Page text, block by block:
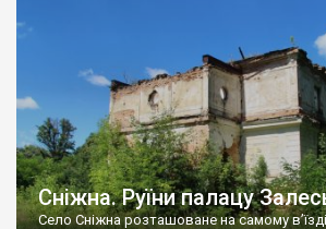
сіл. У селі є мурована Михайлівська
Сніжна. Руїни палацу
Село Сніжна розташоване на самому в’їзді